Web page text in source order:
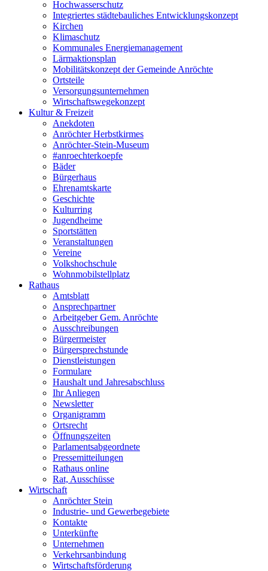
Hochwasserschutz
Integriertes städtebauliches Entwicklungskonzept
Kirchen
Klimaschutz
Kommunales Energiemanagement
Lärmaktionsplan
Mobilitätskonzept der Gemeinde Anröchte
Ortsteile
Versorgungsunternehmen
Wirtschaftswegekonzept
Kultur & Freizeit
Anekdoten
Anröchter Herbstkirmes
Anröchter-Stein-Museum
#anroechterkoepfe
Bäder
Bürgerhaus
Ehrenamtskarte
Geschichte
Kulturring
Jugendheime
Sportstätten
Veranstaltungen
Vereine
Volkshochschule
Wohnmobilstellplatz
Rathaus
Amtsblatt
Ansprechpartner
Arbeitgeber Gem. Anröchte
Ausschreibungen
Bürgermeister
Bürgersprechstunde
Dienstleistungen
Formulare
Haushalt und Jahresabschluss
Ihr Anliegen
Newsletter
Organigramm
Ortsrecht
Öffnungszeiten
Parlamentsabgeordnete
Pressemitteilungen
Rathaus online
Rat, Ausschüsse
Wirtschaft
Anröchter Stein
Industrie- und Gewerbegebiete
Kontakte
Unterkünfte
Unternehmen
Verkehrsanbindung
Wirtschaftsförderung